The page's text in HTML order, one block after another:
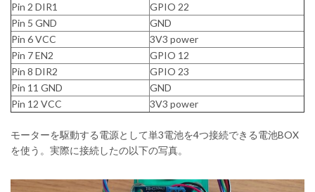
Pin 2 DIR1
GPIO 22
Pin 5 GND
GND
Pin 6 VCC
3V3 power
Pin 7 EN2
GPIO 12
Pin 8 DIR2
GPIO 23
Pin 11 GND
GND
Pin 12 VCC
3V3 power
モーターを駆動する電源として単3電池を4つ接続できる電池BOX
を使う。実際に接続したの以下の写真。